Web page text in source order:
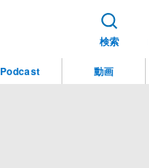
検索
Podcast 動画